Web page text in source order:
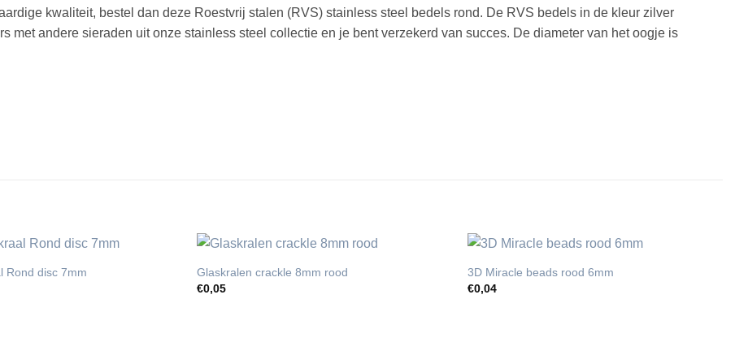
kwaliteit, bestel dan deze Roestvrij stalen (RVS) stainless steel bedels rond. De RVS bedels in de kleur zilver
met andere sieraden uit onze stainless steel collectie en je bent verzekerd van succes. De diameter van het oogje is
Rond disc 7mm
Glaskralen crackle 8mm rood
€0,05
3D Miracle beads rood 6mm
€0,04